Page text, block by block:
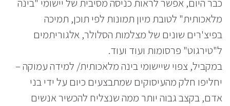
כבר היום, אפשר לראות כניסה מסיבית של יישומי "בינה
מלאכותית" לטובת מיון תמונות לפי תוכן, תמיכה
בפיצ'רים שונים של מצלמות הסלולר, אלגוריתמים
ל"טירגוט" פרסומות ועוד ועוד.
במקביל, צפוי שיישומי בינה מלאכותית/ למידה עמוקה –
יחליפו חלק מהעיסוקים שמתבצעים כיום על ידי בני
אדם, בקצב גבוה יותר ממה שנצליח להכשיר אנשים